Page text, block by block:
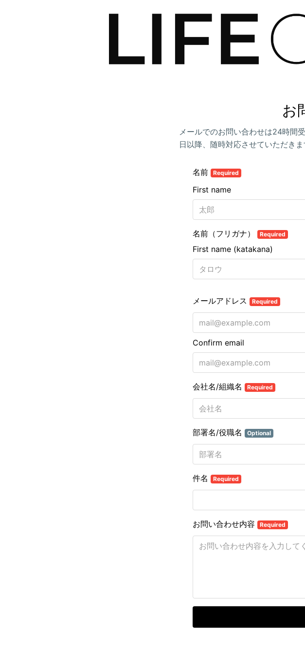
お
メールでのお問い合わせは24時間
日以降、随時対応させていただきま
名前 Required
First name
名前（フリガナ） Required
First name (katakana)
メールアドレス Required
Confirm email
会社名/組織名 Required
部署名/役職名 Optional
件名 Required
お問い合わせ内容 Required